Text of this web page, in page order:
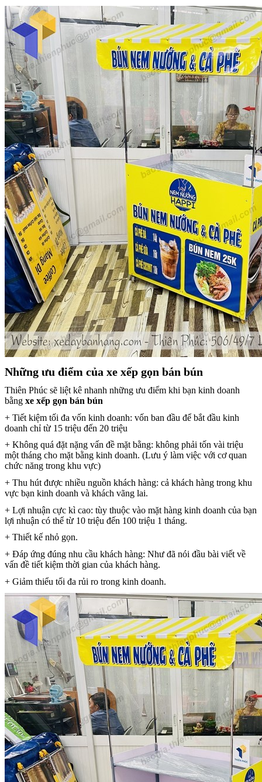
Những ưu điểm của xe xếp gọn bán bún
Thiên Phúc sẽ liệt kê nhanh những ưu điểm khi bạn kinh doanh
bằng xe xếp gọn bán bún
+ Tiết kiệm tối đa vốn kinh doanh: vốn ban đầu để bắt đầu kinh
doanh chỉ từ 15 triệu đến 20 triệu
+ Không quá đặt nặng vấn đề mặt bằng: không phải tốn vài triệu
một tháng cho mặt bằng kinh doanh. (Lưu ý làm việc với cơ quan
chức năng trong khu vực)
+ Thu hút được nhiều nguồn khách hàng: cả khách hàng trong khu
vực bạn kinh doanh và khách vãng lai.
+ Lợi nhuận cực kì cao: tùy thuộc vào mặt hàng kinh doanh của bạn
lợi nhuận có thể từ 10 triệu đến 100 triệu 1 tháng.
+ Thiết kế nhỏ gọn.
+ Đáp ứng đúng nhu cầu khách hàng: Như đã nói đầu bài viết về
vấn đề tiết kiệm thời gian của khách hàng.
+ Giảm thiểu tối đa rủi ro trong kinh doanh.